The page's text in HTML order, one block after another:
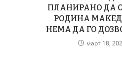
ПЛАНИРАНО ДА
РОДИНА
НЕМА ДА ГО
март 18,